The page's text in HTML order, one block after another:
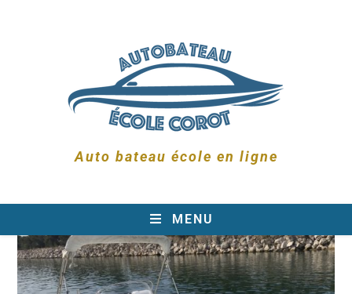
Auto bateau école en ligne
MENU